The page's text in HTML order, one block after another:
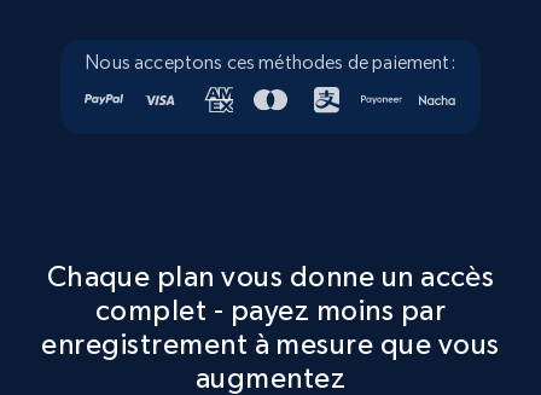
Walmart - products - Discover products by
5.6K+
Nous acceptons ces méthodes de paiement:
Chaque plan vous donne un accès
complet - payez moins par
enregistrement à mesure que vous
augmentez